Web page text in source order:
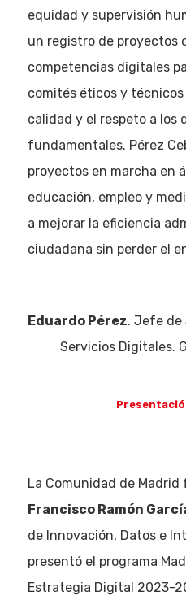
equidad y supervisión
un registro de proyectos
competencias digitales
comités éticos y
calidad y el respeto a los
fundamentales. Pérez
proyectos en marcha en
educación, empleo y
a mejorar la eficiencia
ciudadana sin perder el
Eduardo Pérez. Jefe de
Servicios Digitales.
La Comunidad de
Francisco Ramón
de Innovación, Datos e
presentó el programa
Estrategia Digital 2023-